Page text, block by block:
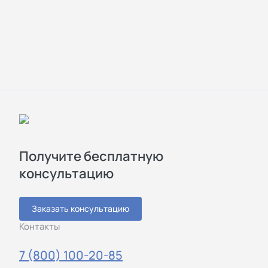
Получите бесплатную
консультацию
Заказать консультацию
Контакты
7 (800) 100-20-85